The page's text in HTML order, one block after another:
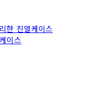
한 진열케이스
이스